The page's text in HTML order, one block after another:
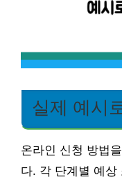
실제 예시
온라인 신청 방법
다. 각 단계별 예상